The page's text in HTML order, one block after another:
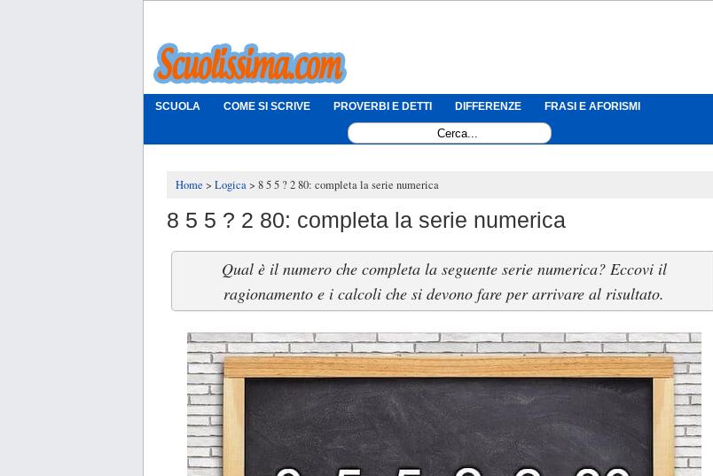
SCUOLA COME SI SCRIVE PROVERBI E DETTI DIFFERENZE FRASI E AFORISMI
Home Logica 8 5 5 ? 2 80: completa la serie numerica
8 5 5 ? 2 80: completa la serie numerica
Qual è il numero che completa la seguente serie numerica? Eccovi il
ragionamento e i calcoli che si devono fare per arrivare al risultato.